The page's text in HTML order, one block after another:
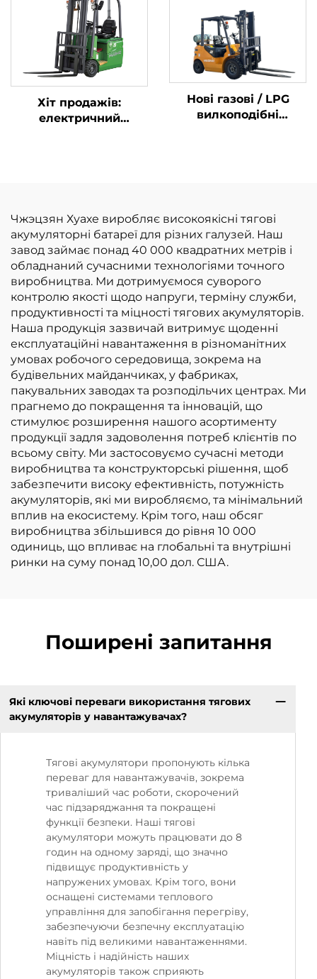
японським двигуном
ISUZU
розумною ціною
Хіт продажів:
електричний
акумулятором, ціна
Нові газові / LPG
вилкоподібні
Чжэцзян Хуахе виробляє високоякісні тягові
акумуляторні батареї для різних галузей. Наш
завод займає понад 40 000 квадратних метрів і
обладнаний сучасними технологіями точного
виробництва. Ми дотримуємося суворого
контролю якості щодо напруги, терміну служби,
продуктивності та міцності тягових акумуляторів.
Наша продукція зазвичай витримує щоденні
експлуатаційні навантаження в різноманітних
умовах робочого середовища, зокрема на
будівельних майданчиках, у фабриках,
пакувальних заводах та розподільчих центрах. Ми
прагнемо до покращення та інновацій, що
стимулює розширення нашого асортименту
продукції задля задоволення потреб клієнтів по
всьому світу. Ми застосовуємо сучасні методи
виробництва та конструкторські рішення, щоб
забезпечити високу ефективність, потужність
акумуляторів, які ми виробляємо, та мінімальний
вплив на екосистему. Крім того, наш обсяг
виробництва збільшився до рівня 10 000
одиниць, що впливає на глобальні та внутрішні
ринки на суму понад 10,00 дол. США.
Поширені запитання
Які ключові переваги використання тягових
акумуляторів у навантажувачах?
Тягові акумулятори пропонують кілька
переваг для навантажувачів, зокрема
триваліший час роботи, скорочений
час підзаряджання та покращені
функції безпеки. Наші тягові
акумулятори можуть працювати до 8
годин на одному заряді, що значно
підвищує продуктивність у
напружених умовах. Крім того, вони
оснащені системами теплового
управління для запобігання перегріву,
забезпечуючи безпечну експлуатацію
навіть під великими навантаженнями.
Міцність і надійність наших
акумуляторів також сприяють